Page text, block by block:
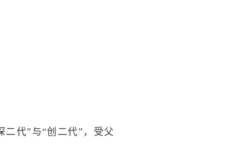
二代”与“创二代”，受父